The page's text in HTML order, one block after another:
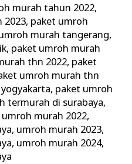
murah tahun 2022,
2023, paket umroh
murah tangerang,
, paket umroh murah
thn 2022, paket
umroh murah thn
, paket umroh
termurah di surabaya,
umroh murah 2022,
, umroh murah 2023,
, umroh murah 2024,